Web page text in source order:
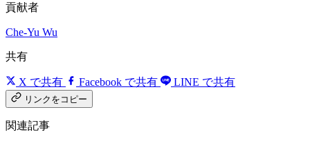
貢献者
Che-Yu Wu
共有
X で共有 Facebook で共有 LINE で共有
リンクをコピー
関連記事